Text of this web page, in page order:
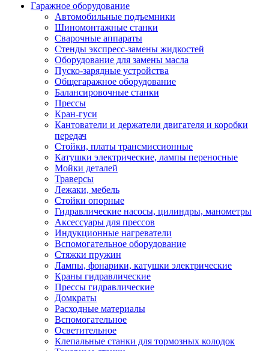
Гаражное оборудование
Автомобильные подъемники
Шиномонтажные станки
Сварочные аппараты
Стенды экспресс-замены жидкостей
Оборудование для замены масла
Пуско-зарядные устройства
Общегаражное оборудование
Балансировочные станки
Прессы
Кран-гуси
Кантователи и держатели двигателя и коробки
передач
Стойки, платы трансмиссионные
Катушки электрические, лампы переносные
Мойки деталей
Траверсы
Лежаки, мебель
Стойки опорные
Гидравлические насосы, цилиндры, манометры
Аксессуары для прессов
Индукционные нагреватели
Вспомогательное оборудование
Стяжки пружин
Лампы, фонарики, катушки электрические
Краны гидравлические
Прессы гидравлические
Домкраты
Расходные материалы
Вспомогательное
Осветительное
Клепальные станки для тормозных колодок